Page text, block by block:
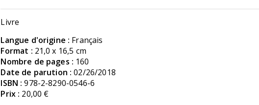
Livre
Langue d'origine : Français
Format : 21,0 x 16,5 cm
Nombre de pages : 160
Date de parution : 02/26/2018
ISBN : 978-2-8290-0546-6
Prix : 20,00 €